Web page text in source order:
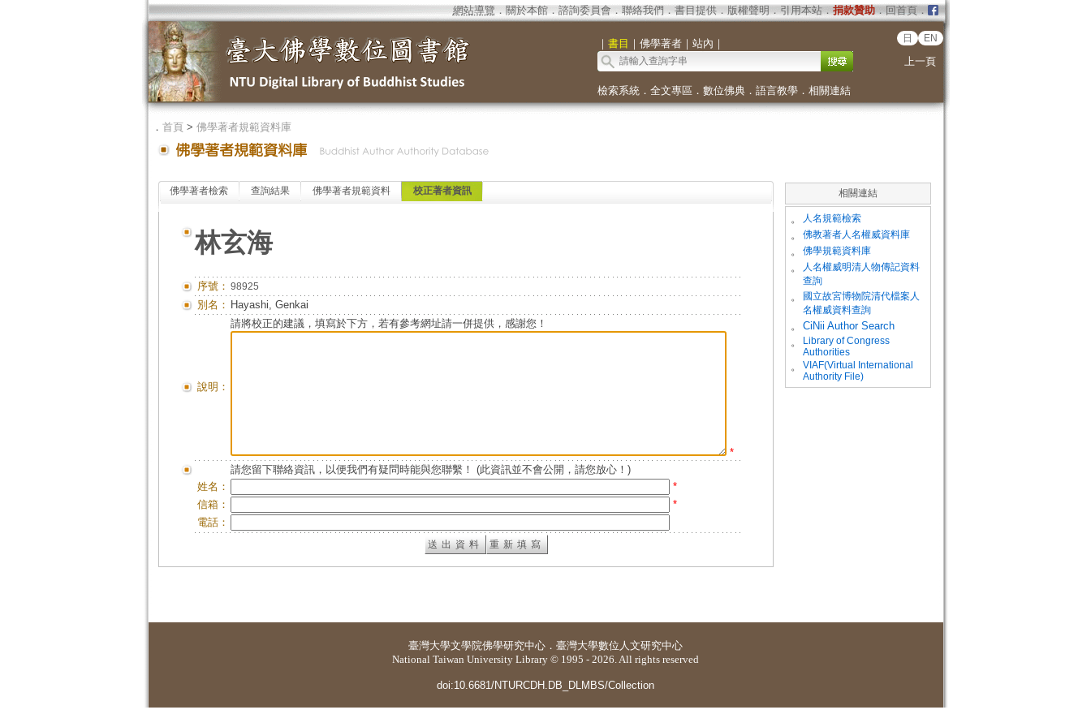
網站導覽 ． 關於本館． 諮詢委員會． 聯絡我們 ． 書目提供． 版權聲明 ． 引用本站． 捐款贊助．回首頁．
｜ 書目 ｜ 佛學著者｜ 站內 ｜ 日 EN
上一頁
檢索系統． 全文專區 ． 數位佛典． 語言教學． 相關連結
． 首頁> 佛學著者規範資料庫
佛學著者檢索 查詢結果 佛學著者規範資料 校正著者資訊
林玄海
序號： 98925
別名： Hayashi, Genkai
說明：
請將校正的建議，填寫於下方，若有參考網址請一併提供，感謝您！
*
請您留下聯絡資訊，以便我們有疑問時能與您聯繫！ (此資訊並不會公開，請您放心！)
姓名：
*
信箱：
*
電話：
相關連結
。 人名規範檢索
。 佛教著者人名權威資料庫
。 佛學規範資料庫
。
人名權威明清人物傳記資料
查詢
。
國立故宮博物院清代檔案人
名權威資料查詢
。
CiNii Author Search
。
Library of Congress
Authorities
。
VIAF(Virtual International
Authority File)
臺灣大學文學院佛學研究中心 ． 臺灣大學數位人文研究中心
National Taiwan University Library © 1995 - 2026. All rights reserved
doi:10.6681/NTURCDH.DB_DLMBS/Collection